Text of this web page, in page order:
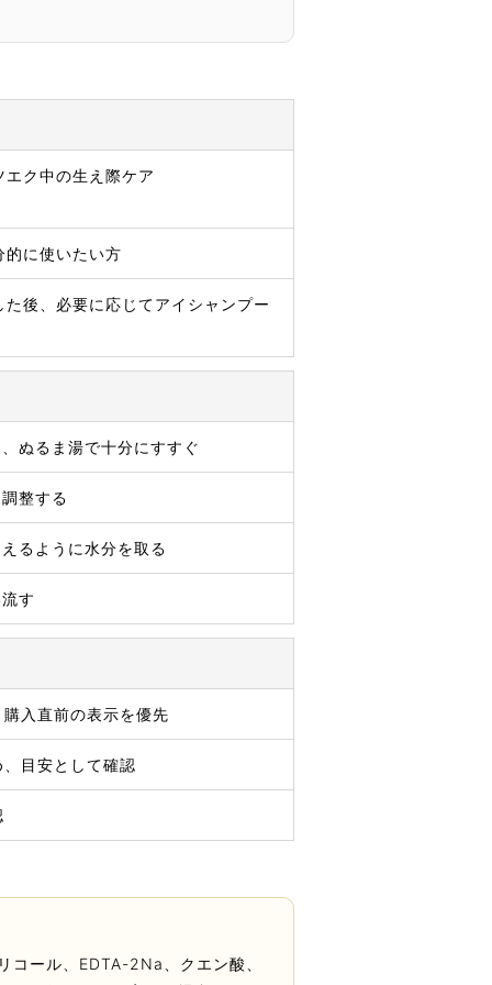
ク中の生え際ケア
的に使いたい方
た後、必要に応じてアイシャンプー
ぬるま湯で十分にすすぐ
整する
るように水分を取る
す
入直前の表示を優先
目安として確認
コール、EDTA-2Na、クエン酸、